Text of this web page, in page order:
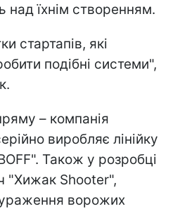
над їхнім створенням.
стартапів, які
подібні системи",
– компанія
виробляє лінійку
Також у розробці
"Хижак Shooter",
ворожих